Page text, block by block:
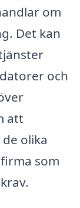
om
Det kan
och
att
olika
som